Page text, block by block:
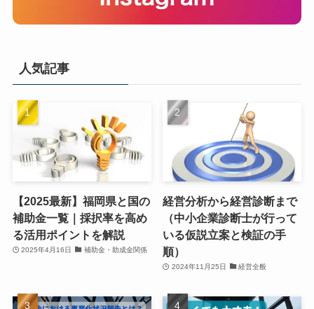
人気記事
【2025最新】福岡県と国の
補助金一覧｜採択率を高め
る活用ポイントを解説
2025年4月16日 補助金・助成金関係
経営分析から経営診断まで
（中小企業診断士が行って
いる仮説立案と検証の手
順）
2024年11月25日 経営全般